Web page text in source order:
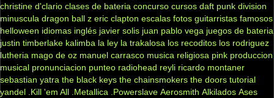
christine d'clario clases de bateria concurso cursos daft punk division
minuscula dragon ball z eric clapton escalas fotos guitarristas famosos
helloween idiomas inglés javier solis juan pablo vega juegos de bateria
justin timberlake kalimba la ley la trakalosa los recoditos los rodriguez
lutheria mago de oz manuel carrasco musica religiosa pink produccion
musical pronunciacion punteo radiohead reyli ricardo montaner
sebastian yatra the black keys the chainsmokers the doors tutorial
yandel .Kill 'em All .Metallica .Powerslave Aerosmith Alkilados Ases